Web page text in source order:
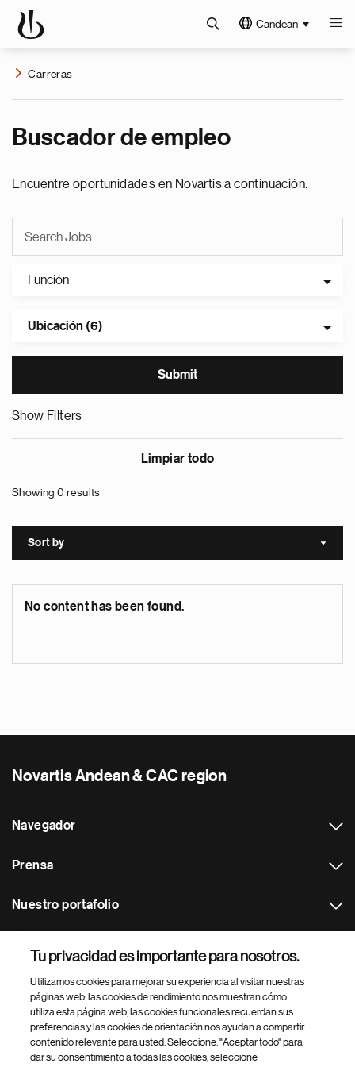
Candean
Carreras
Buscador de empleo
Encuentre oportunidades en Novartis a continuación.
Función
Ubicación (6)
Show Filters
Limpiar todo
Showing 0 results
Sort by Sort
No content has been found.
Novartis Andean & CAC region
Navegador
Prensa
Nuestro portafolio
Footer Site Search
Tu privacidad es importante para nosotros.
Utilizamos cookies para mejorar su experiencia al visitar nuestras
páginas web: las cookies de rendimiento nos muestran cómo
utiliza esta página web, las cookies funcionales recuerdan sus
preferencias y las cookies de orientación nos ayudan a compartir
contenido relevante para usted. Seleccione: "Aceptar todo" para
dar su consentimiento a todas las cookies, seleccione